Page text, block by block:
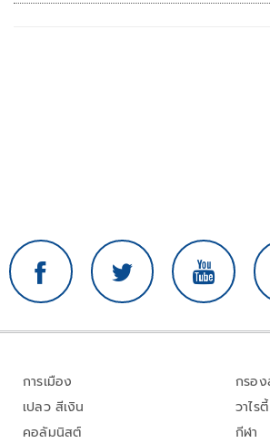
การเมือง
เปลว สีเงิน
คอลัมนิสต์
กรอ
วาไรตี้
กีฬา